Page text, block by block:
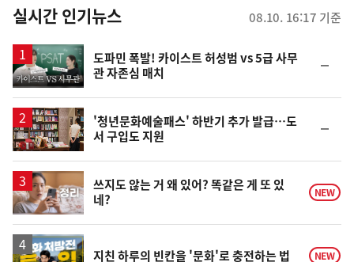
뉴
스
실시간 인기뉴스 08.10. 16:17 기준
영
상
도파민 폭발! 카이스트 허성범 vs 5급 사무
관 자존심 매치
일
'청년문화예술패스' 하반기 추가 발급…도
서 구입도 지원
일
영
상
쓰지도 않는 거 왜 있어? 똑같은 게 또 있
네?
NEW
영
지친 하루의 빈칸을 '문화'로 충전하는 법 NEW